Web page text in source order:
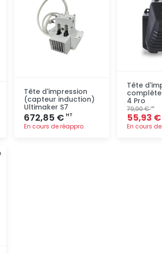
Tête d'impression
(capteur induction)
Ultimaker S7
672,85 € HT
En cours de réappro.
Tête
4 Pro
79,90 €HT
55,93 €
En cours